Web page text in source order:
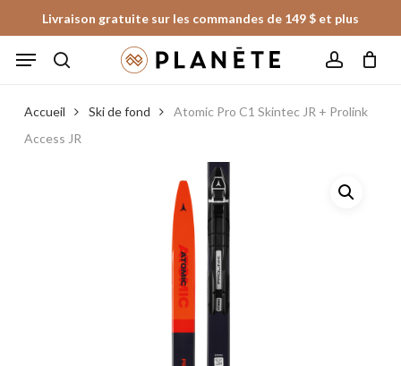
to
main
Livraison gratuite sur les commandes de 149 $ et plus
Menu
Fermer
le
panier
Accueil Ski de fond
Atomic Pro C1 Skintec JR + Prolink
Access JR